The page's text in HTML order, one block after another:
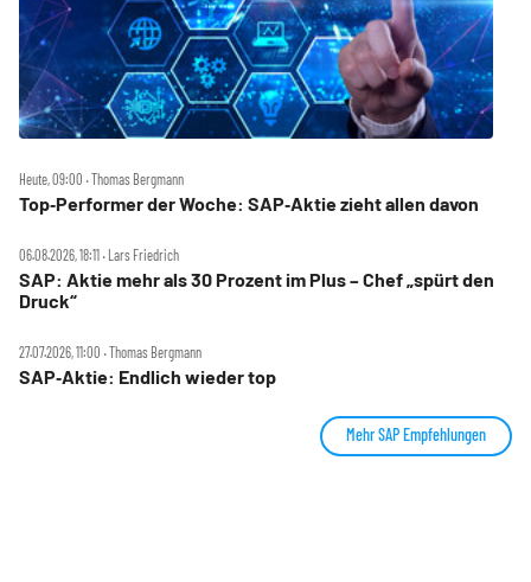
Heute, 09:00 ‧ Thomas Bergmann
Top‑Performer der Woche: SAP‑Aktie zieht allen davon
06.08.2026, 18:11 ‧ Lars Friedrich
SAP: Aktie mehr als 30 Prozent im Plus – Chef „spürt den
Druck“
27.07.2026, 11:00 ‧ Thomas Bergmann
SAP‑Aktie: Endlich wieder top
Mehr SAP Empfehlungen